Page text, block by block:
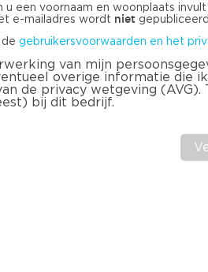
u een voornaam en woonplaats
e-mailadres wordt niet
gebruikersvoorwaarden en het
van mijn
overige informatie die
de privacy wetgeving (AVG).
bij dit bedrijf.